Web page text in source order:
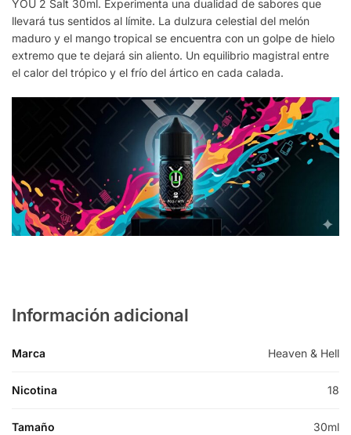
YOU 2 Salt 30ml. Experimenta una dualidad de sabores que
llevará tus sentidos al límite. La dulzura celestial del melón
maduro y el mango tropical se encuentra con un golpe de hielo
extremo que te dejará sin aliento. Un equilibrio magistral entre
el calor del trópico y el frío del ártico en cada calada.
Información adicional
Marca Heaven & Hell
Nicotina 18
Tamaño 30ml